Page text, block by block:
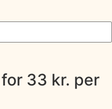
33 kr. per